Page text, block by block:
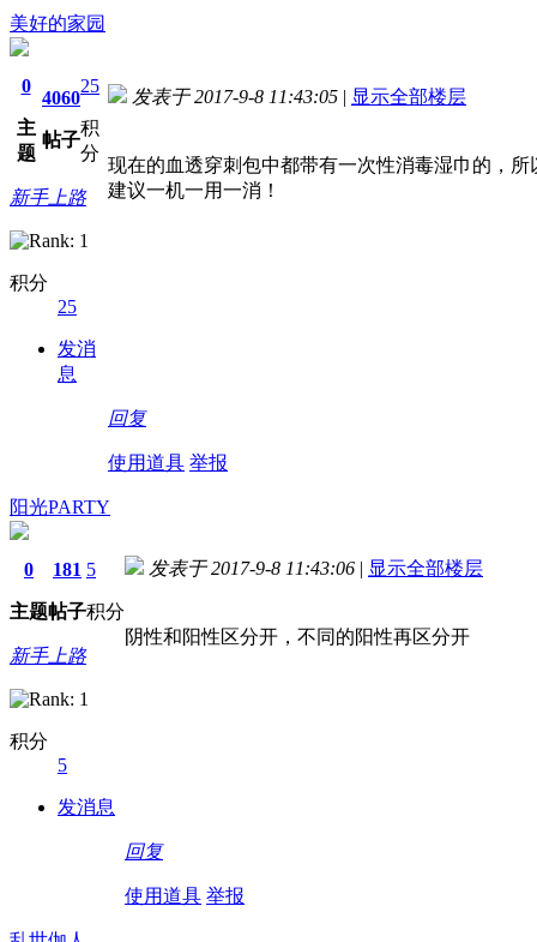
美好的家园
0
主
题
4060
帖子
25
积
分
新手上路
积分
25
发消
息
发表于 2017-9-8 11:43:05 | 显示全部楼层
现在的血透穿刺包中都带有一次性消毒湿巾的，
建议一机一用一消！
回复
使用道具 举报
阳光PARTY
0
主题
181
帖子
5
积分
新手上路
积分
5
发消息
发表于 2017-9-8 11:43:06 | 显示全部楼层
阴性和阳性区分开，不同的阳性再区分开
回复
使用道具 举报